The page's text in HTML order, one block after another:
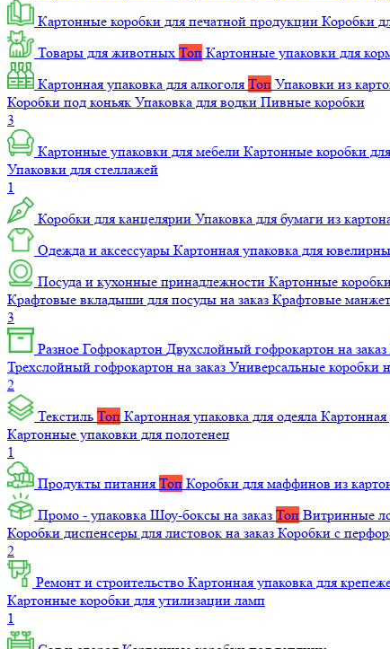
Картонные коробки для печатной продукции Коробки
Товары для животных Топ Картонные упаковки для
Картонная упаковка для алкоголя Топ Упаковки из
Коробки под коньяк Упаковка для водки Пивные коробки
3
Картонные упаковки для мебели Картонные коробки
Упаковки для стеллажей
1
Коробки для канцелярии Упаковка для бумаги из
Одежда и аксессуары Картонная упаковка для
Посуда и кухонные принадлежности Картонные
Крафтовые вкладыши для посуды на заказ Крафтовые
3
Разное Гофрокартон Двухслойный гофрокартон на заказ
Трехслойный гофрокартон на заказ Универсальные коробки
2
Текстиль Топ Картонная упаковка для одеяла Картонная
Картонные упаковки для полотенец
1
Продукты питания Топ Коробки для маффинов из
Промо - упаковка Шоу-боксы на заказ Топ Витринные
Коробки диспенсеры для листовок на заказ Коробки с
2
Ремонт и строительство Картонная упаковка для
Картонные коробки для утилизации ламп
1